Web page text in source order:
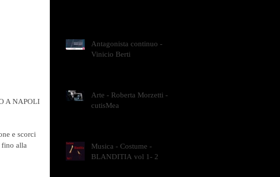
A NAPOLI
e scorci
fino alla
Antagonista continuo -
Vinicio Berti
Arte - Roberta Morzetti -
cutisMea
Musica - Costume -
BLANDITIA vol 1- 2